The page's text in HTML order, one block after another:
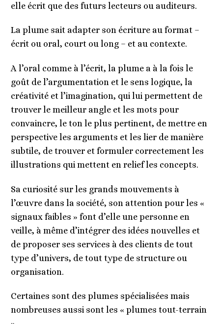
elle écrit que des futurs lecteurs ou auditeurs.
La plume sait adapter son écriture au format –
écrit ou oral, court ou long – et au contexte.
A l’oral comme à l’écrit, la plume a à la fois le
goût de l’argumentation et le sens logique, la
créativité et l’imagination, qui lui permettent de
trouver le meilleur angle et les mots pour
convaincre, le ton le plus pertinent, de mettre en
perspective les arguments et les lier de manière
subtile, de trouver et formuler correctement les
illustrations qui mettent en relief les concepts.
Sa curiosité sur les grands mouvements à
l’œuvre dans la société, son attention pour les «
signaux faibles » font d’elle une personne en
veille, à même d’intégrer des idées nouvelles et
de proposer ses services à des clients de tout
type d’univers, de tout type de structure ou
organisation.
Certaines sont des plumes spécialisées mais
nombreuses aussi sont les « plumes tout-terrain